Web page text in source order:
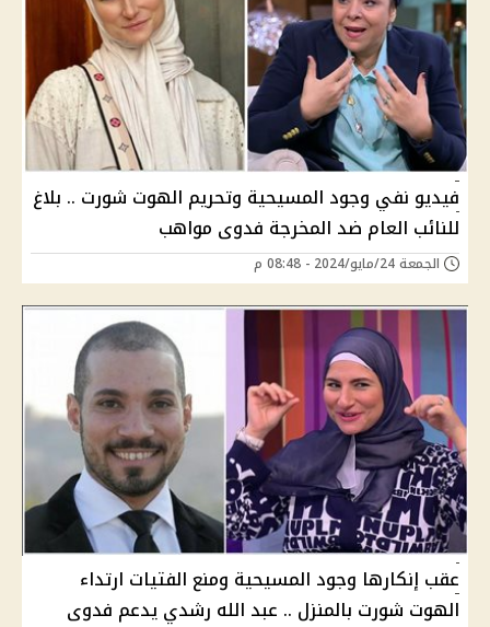
فيديو نفي وجود المسيحية وتحريم الهوت شورت .. بلاغ
للنائب العام ضد المخرجة فدوى مواهب
الجمعة 24/مايو/2024 - 08:48 م
عقب إنكارها وجود المسيحية ومنع الفتيات ارتداء
الهوت شورت بالمنزل .. عبد الله رشدي يدعم فدوى